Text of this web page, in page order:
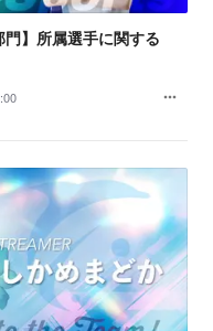
門】所属選手に関する